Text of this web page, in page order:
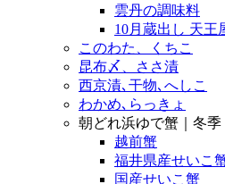
雲丹の調味料
10月蔵出し 天王
このわた、くちこ
昆布〆、ささ漬
西京漬､干物､へしこ
わかめ､らっきょ
朝どれ浜ゆで蟹｜冬季
越前蟹
福井県産せいこ
国産せいこ蟹